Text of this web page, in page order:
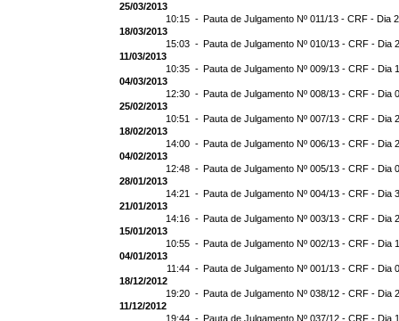
25/03/2013
10:15 - Pauta de Julgamento Nº 011/13 - CRF - Dia
18/03/2013
15:03 - Pauta de Julgamento Nº 010/13 - CRF - Dia
11/03/2013
10:35 - Pauta de Julgamento Nº 009/13 - CRF - Dia
04/03/2013
12:30 - Pauta de Julgamento Nº 008/13 - CRF - Dia
25/02/2013
10:51 - Pauta de Julgamento Nº 007/13 - CRF - Dia
18/02/2013
14:00 - Pauta de Julgamento Nº 006/13 - CRF - Dia
04/02/2013
12:48 - Pauta de Julgamento Nº 005/13 - CRF - Dia
28/01/2013
14:21 - Pauta de Julgamento Nº 004/13 - CRF - Dia
21/01/2013
14:16 - Pauta de Julgamento Nº 003/13 - CRF - Dia
15/01/2013
10:55 - Pauta de Julgamento Nº 002/13 - CRF - Dia
04/01/2013
11:44 - Pauta de Julgamento Nº 001/13 - CRF - Dia
18/12/2012
19:20 - Pauta de Julgamento Nº 038/12 - CRF - Dia
11/12/2012
19:44 - Pauta de Julgamento Nº 037/12 - CRF - Dia